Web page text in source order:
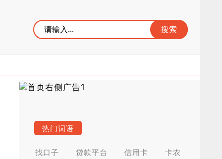
热门词语
找口子 贷款平台 信用卡 卡农